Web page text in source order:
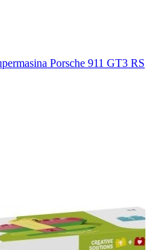
Porsche 911 GT3 RS